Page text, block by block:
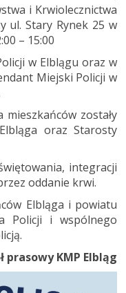
i Krwiolecznictwa
ul. Stary Rynek 25 w
– 15:00
w Elblągu oraz w
Miejski Policji w
zostały
oraz Starosty
integracji
oddanie krwi.
Elbląga i powiatu
Policji i wspólnego
prasowy KMP Elbląg